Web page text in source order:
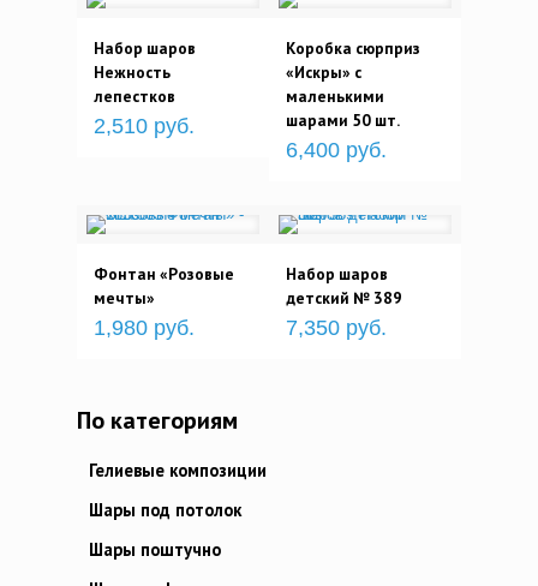
Набор шаров
Нежность
лепестков
2,510 руб.
Коробка сюрприз
«Искры» с
маленькими
шарами 50 шт.
6,400 руб.
Фонтан «Розовые
мечты»
1,980 руб.
Набор шаров
детский № 389
7,350 руб.
По категориям
Гелиевые композиции
Шары под потолок
Шары поштучно